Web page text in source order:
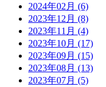
2024年02月 (6)
2023年12月 (8)
2023年11月 (4)
2023年10月 (17)
2023年09月 (15)
2023年08月 (13)
2023年07月 (5)